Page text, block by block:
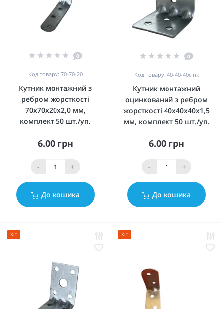
0
Код товару: 70-70-20
Кутник монтажний з
ребром жорсткості
70x70x20x2,0 мм,
комплект 50 шт./уп.
6.00 грн
- +
До кошика
0
Код товару: 40-40-40cink
Кутник монтажний
оцинкований з ребром
жорсткості 40x40x40x1,5
мм, комплект 50 шт./уп.
6.00 грн
- +
До кошика
Хіт Хіт